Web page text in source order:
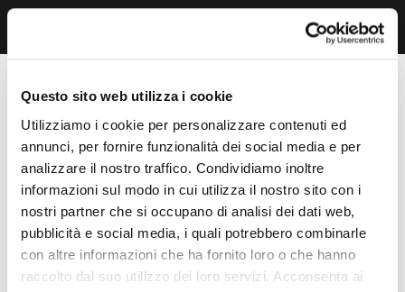
Questo sito web utilizza i cookie
Utilizziamo i cookie per personalizzare contenuti ed
annunci, per fornire funzionalità dei social media e per
analizzare il nostro traffico. Condividiamo inoltre
informazioni sul modo in cui utilizza il nostro sito con i
nostri partner che si occupano di analisi dei dati web,
pubblicità e social media, i quali potrebbero combinarle
con altre informazioni che ha fornito loro o che hanno
raccolto dal suo utilizzo dei loro servizi. Acconsenta ai